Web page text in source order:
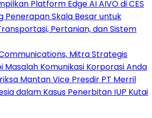
Platform Edge AI AIVO di CES
Penerapan Skala Besar untuk
Pertanian, dan Sistem
Mitra Strategis
Masalah Komunikasi Korporasi Anda
Mantan Vice Presdir PT Merril
dalam Kasus Penerbitan IUP Kutai